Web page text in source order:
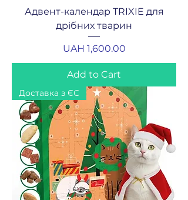
Адвент-календар TRIXIE для
дрібних тварин
Price
UAH 1,600.00
Add to Cart
Доставка з ЄС